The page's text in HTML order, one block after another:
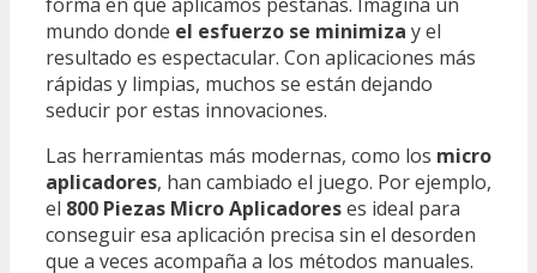
mundo donde el esfuerzo se minimiza y el
resultado es espectacular. Con aplicaciones más
rápidas y limpias, muchos se están dejando
seducir por estas innovaciones.
Las herramientas más modernas, como los micro
aplicadores, han cambiado el juego. Por ejemplo,
el 800 Piezas Micro Aplicadoreses ideal para
conseguir esa aplicación precisa sin el desorden
que a veces acompaña a los métodos manuales.